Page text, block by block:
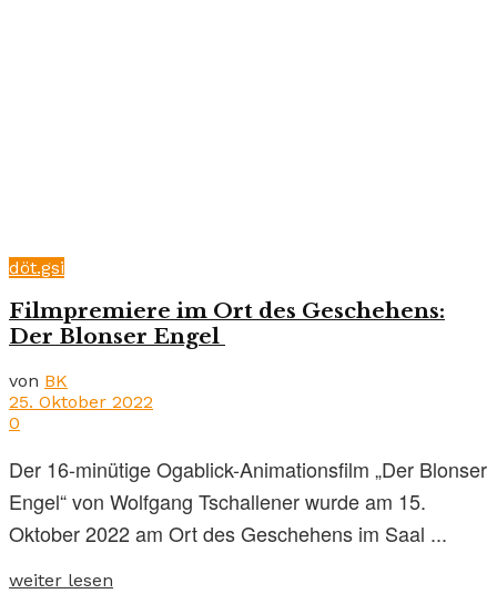
döt.gsi
Filmpremiere im Ort des Geschehens:
Der Blonser Engel
von BK
25. Oktober 2022
0
Der 16-minütige Ogablick-Animationsfilm „Der Blonser
Engel“ von Wolfgang Tschallener wurde am 15.
Oktober 2022 am Ort des Geschehens im Saal ...
weiter lesen